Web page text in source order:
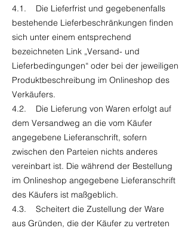
4.1. Die Lieferfrist und gegebenenfalls
bestehende Lieferbeschränkungen finden
sich unter einem entsprechend
bezeichneten Link „Versand- und
Lieferbedingungen“ oder bei der jeweiligen
Produktbeschreibung im Onlineshop des
Verkäufers.
4.2. Die Lieferung von Waren erfolgt auf
dem Versandweg an die vom Käufer
angegebene Lieferanschrift, sofern
zwischen den Parteien nichts anderes
vereinbart ist. Die während der Bestellung
im Onlineshop angegebene Lieferanschrift
des Käufers ist maßgeblich.
4.3. Scheitert die Zustellung der Ware
aus Gründen, die der Käufer zu vertreten